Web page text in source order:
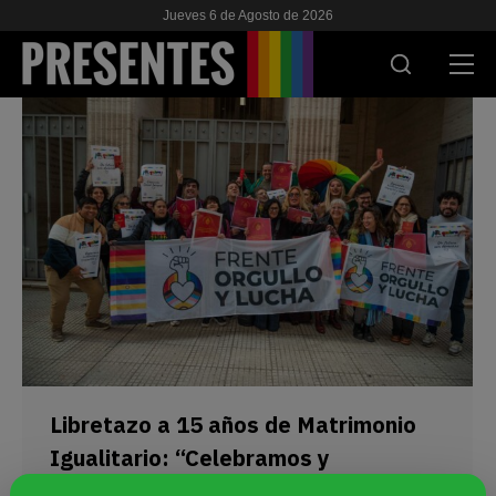
Jueves 6 de Agosto de 2026
ACTUALIDAD
INVESTIGACIONES
VIH & SIDA
ESCUELA
NOSOTRES
APOYANOS
Libretazo a 15 años de Matrimonio
Igualitario: “Celebramos y